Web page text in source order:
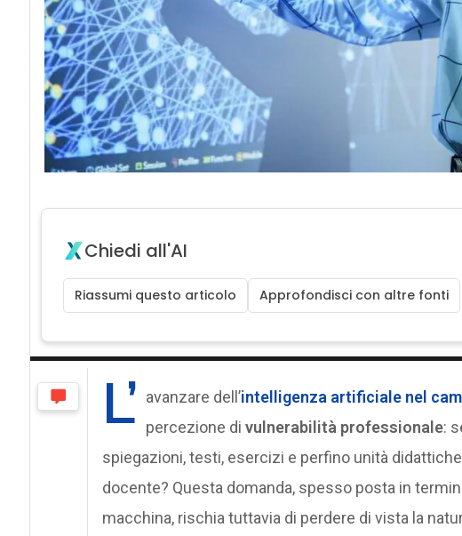
Chiedi all'AI
Riassumi questo articolo Approfondisci con altre fonti
L’ avanzare dell’intelligenza artificialenel
percezione di vulnerabilità professionale:
spiegazioni, testi, esercizi e perfino unità
docente? Questa domanda, spesso posta in
macchina, rischia tuttavia di perdere di vista la